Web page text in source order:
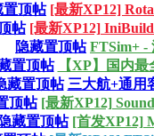
置顶帖 [最新XP12]
帖 [最新XP12]
隐藏置顶帖 FTSim+ -
置顶帖
【XP】国内
藏置顶帖 三大航+通用
顶帖 [最新XP12]
隐藏置顶帖 [首发XP12]